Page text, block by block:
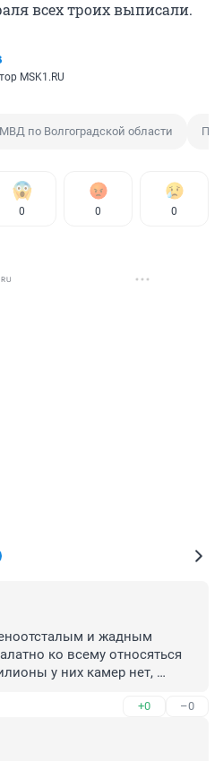
всех троих выписали.
MSK1.RU
по Волгоградской области
0 0 0
и жадным
ко всему относяться
у них камер нет,
за копейку трясется это
думают они боги и с нними
и кто теперь виноват да
+0 –0